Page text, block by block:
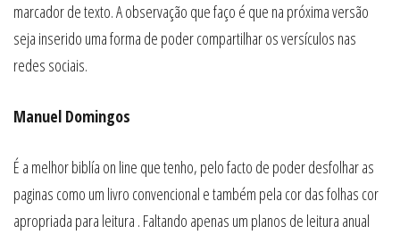
marcador de texto. A observação que faço é que na próxima versão
seja inserido uma forma de poder compartilhar os versículos nas
redes sociais.
Manuel Domingos
É a melhor biblía on line que tenho, pelo facto de poder desfolhar as
paginas como um livro convencional e também pela cor das folhas cor
apropriada para leitura . Faltando apenas um planos de leitura anual